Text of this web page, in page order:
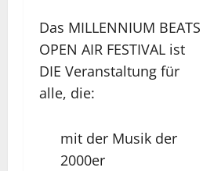
Das MILLENNIUM BEATS
OPEN AIR FESTIVAL ist
DIE Veranstaltung für
alle, die:
mit der Musik der
2000er